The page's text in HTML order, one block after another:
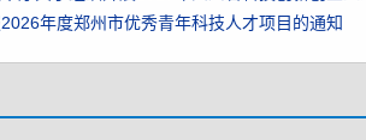
年度郑州市优秀青年科技人才项目的通知